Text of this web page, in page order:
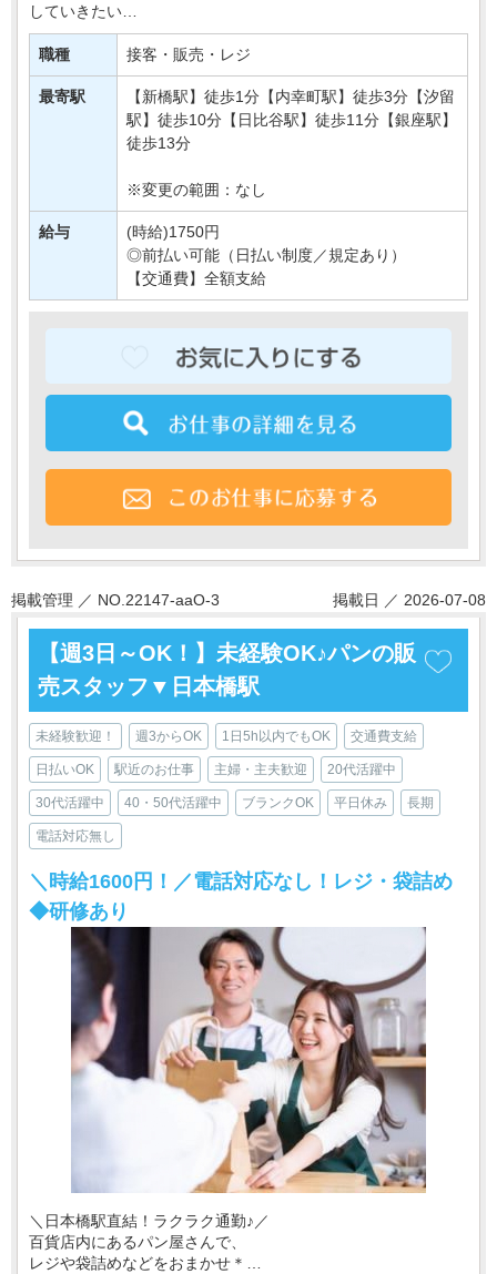
していきたい
◆安定して働ける職場を探してる そんな方にもおすすめ♪
今回は新橋の駅前のお店で
【・・・
職種 接客・販売・レジ
最寄駅
【新橋駅】徒歩1分【内幸町駅】徒歩3分【汐留
駅】徒歩10分【日比谷駅】徒歩11分【銀座駅】
徒歩13分
※変更の範囲：なし
給与
(時給)1750円
◎前払い可能（日払い制度／規定あり）
【交通費】全額支給
掲載管理 ／ NO.22147-aaO-3 掲載日 ／ 2026-07-08
【週3日～OK！】未経験OK♪パンの販
売スタッフ▼日本橋駅
未経験歓迎！ 週3からOK 1日5h以内でもOK 交通費支給
日払いOK 駅近のお仕事 主婦・主夫歓迎 20代活躍中
30代活躍中 40・50代活躍中 ブランクOK 平日休み 長期
電話対応無し
＼時給1600円！／電話対応なし！レジ・袋詰め
◆研修あり
＼日本橋駅直結！ラクラク通勤♪／
百貨店内にあるパン屋さんで、
レジや袋詰めなどをおまかせ＊